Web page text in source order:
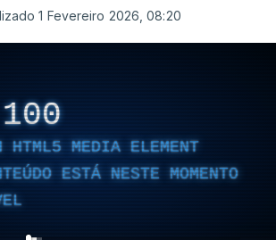
1 Fevereiro 2026, 08:20
100
HTML5 MEDIA ELEMENT
ESTÁ NESTE MOMENTO